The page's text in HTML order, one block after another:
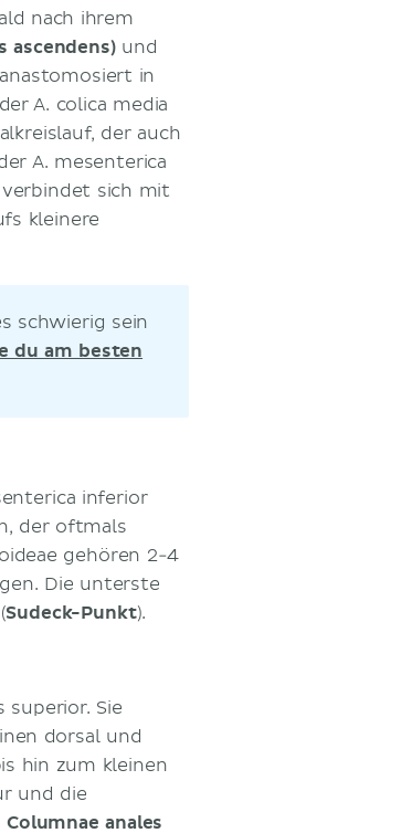
nach ihrem
ascendens)und
in
A. colica media
der auch
A. mesenterica
sich mit
kleinere
schwierig sein
du am besten
inferior
der oftmals
gehören 2-4
Die unterste
Sudeck-Punkt).
Sie
dorsal und
hin zum kleinen
und die
Columnae anales